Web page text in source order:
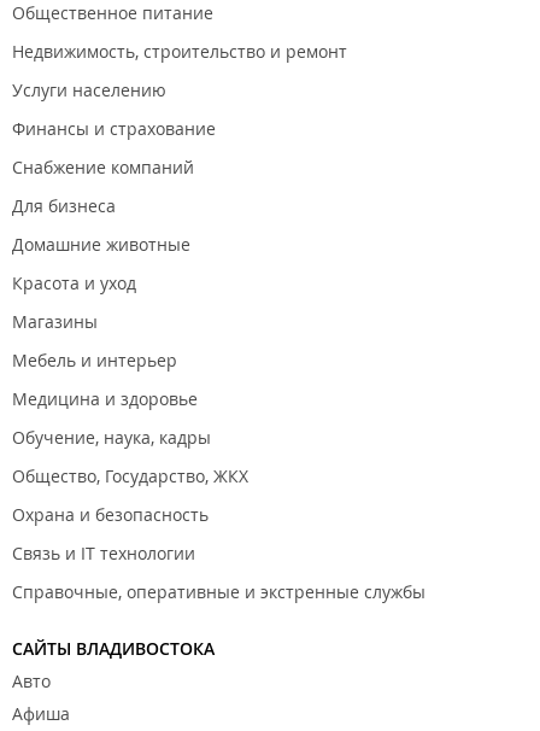
Общественное питание
Недвижимость, строительство и ремонт
Услуги населению
Финансы и страхование
Снабжение компаний
Для бизнеса
Домашние животные
Красота и уход
Магазины
Мебель и интерьер
Медицина и здоровье
Обучение, наука, кадры
Общество, Государство, ЖКХ
Охрана и безопасность
Связь и IT технологии
Справочные, оперативные и экстренные службы
САЙТЫ ВЛАДИВОСТОКА
Авто
Афиша